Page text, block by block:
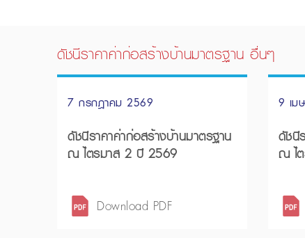
ดัชนีราคาค่าก่อสร้างบ้านมาตรฐาน อื่นๆ
7 กรกฎาคม 2569
ดัชนีราคาค่าก่อสร้างบ้านมาตรฐาน
ณ ไตรมาส 2 ปี 2569
Download PDF
9 เม
ดัชนี
ณ ไ